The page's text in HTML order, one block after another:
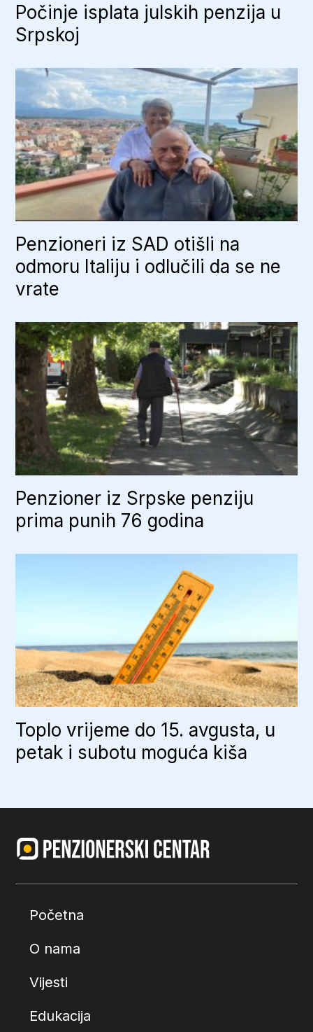
Počinje isplata julskih penzija u
Srpskoj
Penzioneri iz SAD otišli na
odmoru Italiju i odlučili da se ne
vrate
Penzioner iz Srpske penziju
prima punih 76 godina
Toplo vrijeme do 15. avgusta, u
petak i subotu moguća kiša
Početna
O nama
Vijesti
Edukacija